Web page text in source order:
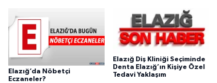
Elazığ’da Nöbetçi
Eczaneler?
Elazığ Diş Kliniği Seçiminde
Denta Elazığ’ın Kişiye Özel
Tedavi Yaklaşım